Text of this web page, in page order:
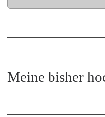
Meine bisher